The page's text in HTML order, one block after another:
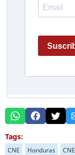
Tags:
CNE Honduras CNE